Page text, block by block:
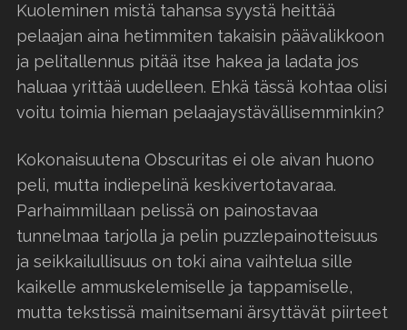
Kuoleminen mistä tahansa syystä heittää
pelaajan aina hetimmiten takaisin päävalikkoon
ja pelitallennus pitää itse hakea ja ladata jos
haluaa yrittää uudelleen. Ehkä tässä kohtaa olisi
voitu toimia hieman pelaajaystävällisemminkin?
Kokonaisuutena Obscuritas ei ole aivan huono
peli, mutta indiepelinä keskivertotavaraa.
Parhaimmillaan pelissä on painostavaa
tunnelmaa tarjolla ja pelin puzzlepainotteisuus
ja seikkailullisuus on toki aina vaihtelua sille
kaikelle ammuskelemiselle ja tappamiselle,
mutta tekstissä mainitsemani ärsyttävät piirteet